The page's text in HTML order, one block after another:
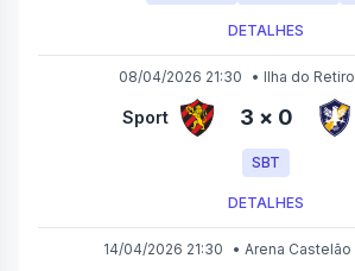
DETALHES
08/04/2026 21:30 • Ilha do Retiro
Sport 3 × 0
SBT
DETALHES
14/04/2026 21:30 • Arena Castelão